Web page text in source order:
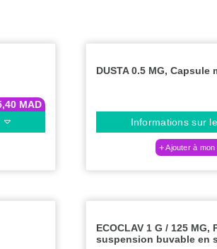
MAD
DUSTA 0.5 MG, Capsule
Informations sur
Ajouter à mon
ECOCLAV 1 G / 125 MG,
suspension buvable en